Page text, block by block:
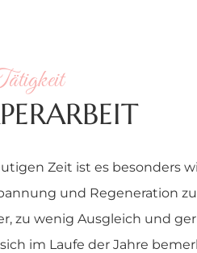
Zeit ist es besonders
und Regeneration
zu wenig Ausgleich und
im Laufe der Jahre